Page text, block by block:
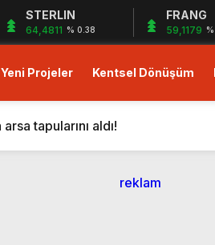
STERLIN
64,4811 % 0.38
FRANG
59,1179
Yeni Projeler Kentsel Dönüşüm
48 ay vade imkanı!
World ile Karın yüzde 25’i
tapularını aldı!
başlıyor! ÖİB arazisine 223
yeni proje! Bingazi’ye otel ve
kampanyası başladı: Yüzde